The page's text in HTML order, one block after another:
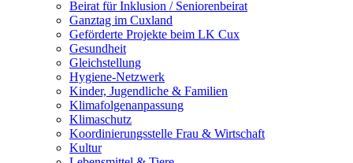
Beirat für Inklusion / Seniorenbeirat
Ganztag im Cuxland
Geförderte Projekte beim LK Cux
Gesundheit
Gleichstellung
Hygiene-Netzwerk
Kinder, Jugendliche & Familien
Klimafolgenanpassung
Klimaschutz
Koordinierungsstelle Frau & Wirtschaft
Kultur